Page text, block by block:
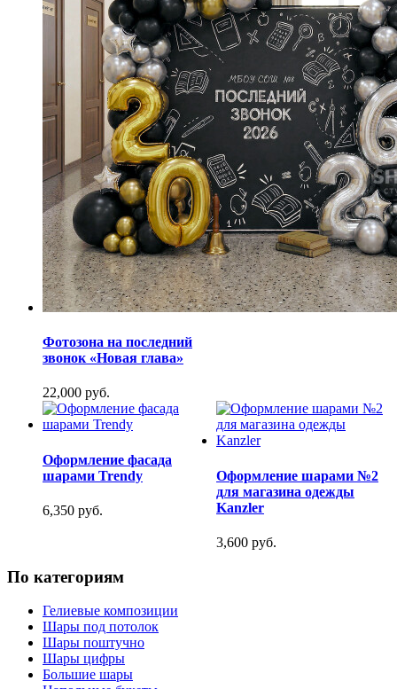
Фотозона на последний
звонок «Новая глава»
22,000 руб.
Оформление фасада
шарами Trendy
6,350 руб.
Оформление шарами №2
для магазина одежды
Kanzler
3,600 руб.
По категориям
Гелиевые композиции
Шары под потолок
Шары поштучно
Шары цифры
Большие шары